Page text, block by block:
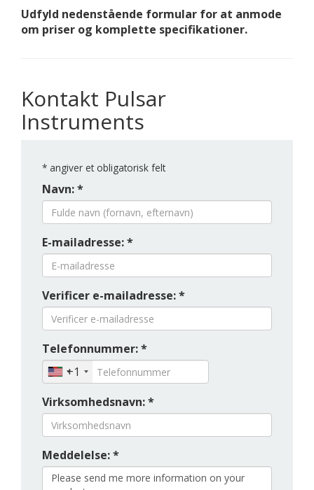
Udfyld nedenstående formular for at anmode
om priser og komplette specifikationer.
Kontakt Pulsar
Instruments
* angiver et obligatorisk felt
Navn: *
E-mailadresse: *
Verificer e-mailadresse: *
Telefonnummer: *
+1
Virksomhedsnavn: *
Meddelelse: *